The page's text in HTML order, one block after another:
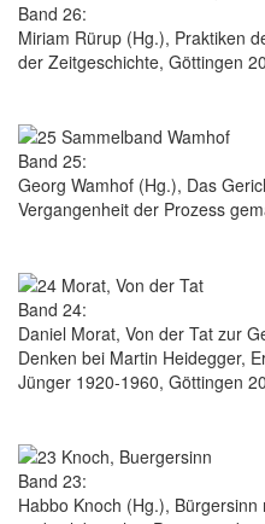
Band 26:
Miriam Rürup (Hg.), Praktiken
der Zeitgeschichte, Göttingen
Band 25:
Georg Wamhof (Hg.), Das
Vergangenheit der Prozess
Band 24:
Daniel Morat, Von der Tat zur
Denken bei Martin Heidegger,
Jünger 1920-1960, Göttingen
Band 23:
Habbo Knoch (Hg.),